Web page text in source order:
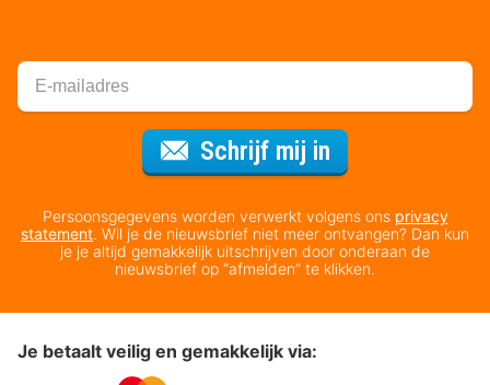
Schrijf mij in
Persoonsgegevens worden verwerkt volgens ons privacy
statement. Wil je de nieuwsbrief niet meer ontvangen? Dan kun
je je altijd gemakkelijk uitschrijven door onderaan de
nieuwsbrief op “afmelden” te klikken.
Je betaalt veilig en gemakkelijk via: